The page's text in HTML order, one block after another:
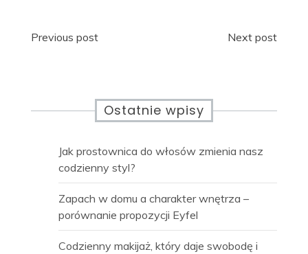
Nawigacja
Previous post Next post
Ostatnie wpisy
Jak prostownica do włosów zmienia nasz
codzienny styl?
Zapach w domu a charakter wnętrza –
porównanie propozycji Eyfel
Codzienny makijaż, który daje swobodę i